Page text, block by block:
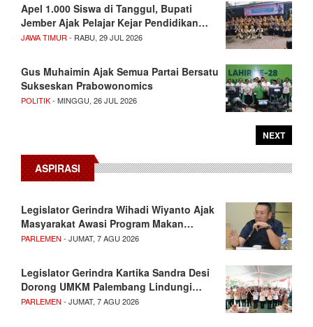
Apel 1.000 Siswa di Tanggul, Bupati
Jember Ajak Pelajar Kejar Pendidikan…
JAWA TIMUR - RABU, 29 JUL 2026
Gus Muhaimin Ajak Semua Partai Bersatu
Sukseskan Prabowonomics
POLITIK- MINGGU, 26 JUL 2026
NEXT
ASPIRASI
Legislator Gerindra Wihadi Wiyanto Ajak
Masyarakat Awasi Program Makan…
PARLEMEN - JUMAT, 7 AGU 2026
Legislator Gerindra Kartika Sandra Desi
Dorong UMKM Palembang Lindungi…
PARLEMEN - JUMAT, 7 AGU 2026